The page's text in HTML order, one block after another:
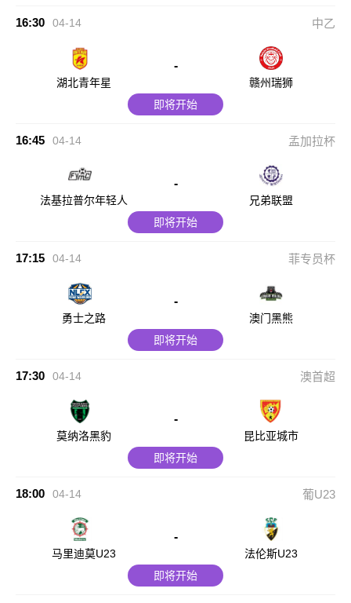
16:30 04-14 中乙
湖北青年星
-
赣州瑞狮
即将开始
16:45 04-14 孟加拉杯
法基拉普尔年轻人
-
兄弟联盟
即将开始
17:15 04-14 菲专员杯
勇士之路
-
澳门黑熊
即将开始
17:30 04-14 澳首超
莫纳洛黑豹
-
昆比亚城市
即将开始
18:00 04-14 葡U23
马里迪莫U23
-
法伦斯U23
即将开始